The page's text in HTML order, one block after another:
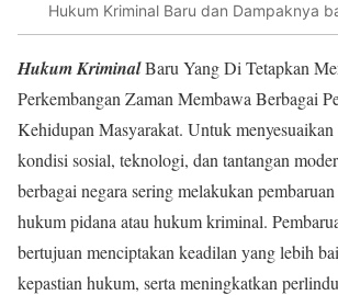
Hukum Kriminal Baru dan Dampaknya
Hukum KriminalBaru Yang Di Tetapkan
Perkembangan Zaman Membawa Berbagai
Kehidupan Masyarakat. Untuk menyesuaikan
kondisi sosial, teknologi, dan tantangan
berbagai negara sering melakukan
hukum pidana atau hukum kriminal.
bertujuan menciptakan keadilan yang lebih
kepastian hukum, serta meningkatkan